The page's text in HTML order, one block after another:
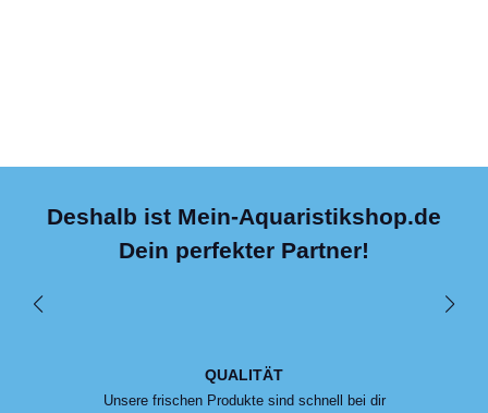
Deshalb ist Mein-Aquaristikshop.de
Dein perfekter Partner!
QUALITÄT
Unsere frischen Produkte sind schnell bei dir